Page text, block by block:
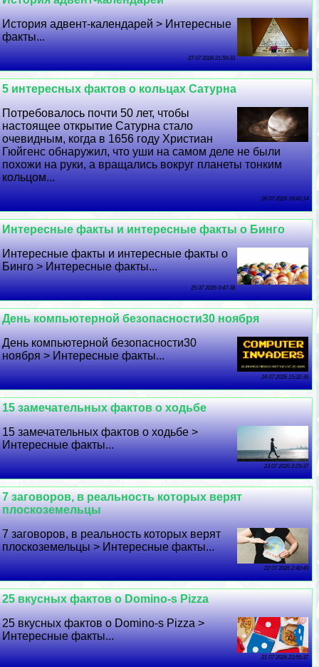
История адвент-календарей > Интересные
факты...
27 07 2026 21:59:33
5 интересных фактов о кольцах Сатурна
Потребовалось почти 50 лет, чтобы
настоящее открытие Сатурна стало
очевидным, когда в 1656 году Христиан
Гюйгенс обнаружил, что уши на самом деле не были
похожи на руки, а вращались вокруг планеты тонким
кольцом...
26 07 2026 16:42:14
Интересные факты и интересные факты о Бинго
Интересные факты и интересные факты о
Бинго > Интересные факты...
25 07 2026 0:47:38
День компьютерной безопасности30 ноября
День компьютерной безопасности30
ноября > Интересные факты...
24 07 2026 15:32:36
15 замечательных фактов о ходьбе
15 замечательных фактов о ходьбе >
Интересные факты...
23 07 2026 2:29:37
7 заговоров, в реальность которых верят
плоскоземельцы
7 заговоров, в реальность которых верят
плоскоземельцы > Интересные факты...
22 07 2026 2:40:49
25 вкусных фактов о Domino-s Pizza
25 вкусных фактов о Domino-s Pizza >
Интересные факты...
21 07 2026 23:55:37